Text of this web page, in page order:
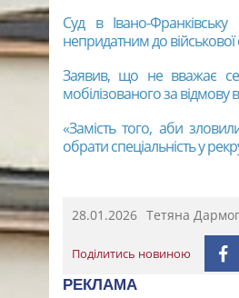
Суд в Івано-
непридатним до
Заявив, що не вважає
мобілізованого за відмову
«Замість того, аби
обрати спеціальність у
28.01.2026 Тетяна
Поділитись новиною
РЕКЛАМА